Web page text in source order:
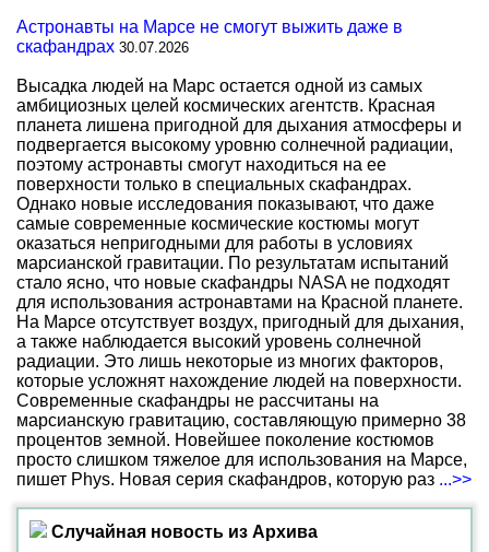
Астронавты на Марсе не смогут выжить даже в
скафандрах 30.07.2026
Высадка людей на Марс остается одной из самых
амбициозных целей космических агентств. Красная
планета лишена пригодной для дыхания атмосферы и
подвергается высокому уровню солнечной радиации,
поэтому астронавты смогут находиться на ее
поверхности только в специальных скафандрах.
Однако новые исследования показывают, что даже
самые современные космические костюмы могут
оказаться непригодными для работы в условиях
марсианской гравитации. По результатам испытаний
стало ясно, что новые скафандры NASA не подходят
для использования астронавтами на Красной планете.
На Марсе отсутствует воздух, пригодный для дыхания,
а также наблюдается высокий уровень солнечной
радиации. Это лишь некоторые из многих факторов,
которые усложнят нахождение людей на поверхности.
Современные скафандры не рассчитаны на
марсианскую гравитацию, составляющую примерно 38
процентов земной. Новейшее поколение костюмов
просто слишком тяжелое для использования на Марсе,
пишет Phys. Новая серия скафандров, которую раз ...>>
Случайная новость из Архива